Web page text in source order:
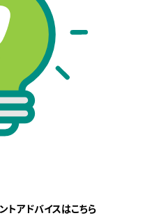
トアドバイスはこちら